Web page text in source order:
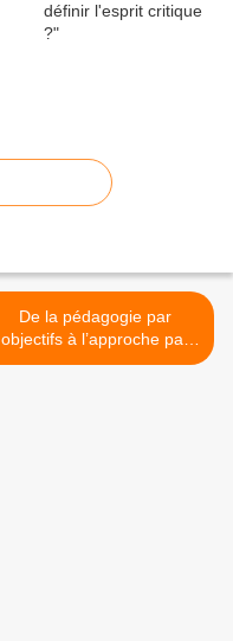
De la pédagogie par
objectifs à l’approche par
compétences >